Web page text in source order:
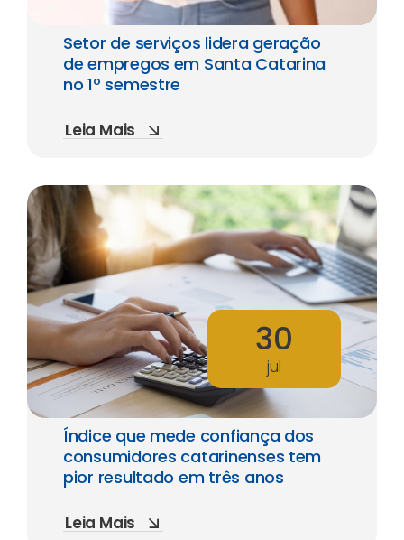
Setor de serviços lidera geração
de empregos em Santa Catarina
no 1º semestre
Leia Mais
30
jul
Índice que mede confiança dos
consumidores catarinenses tem
pior resultado em três anos
Leia Mais